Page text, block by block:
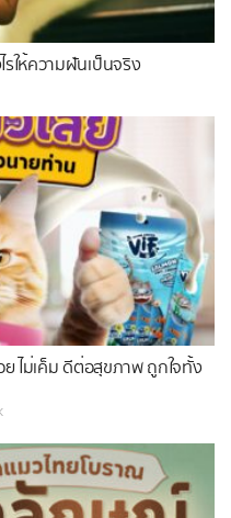
ให้ความฝันเป็นจริง
ไม่เค็ม ดีต่อสุขภาพ ถูกใจทั้ง